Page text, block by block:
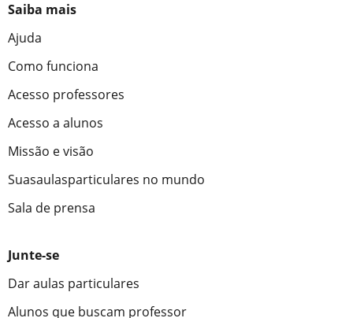
Saiba mais
Ajuda
Como funciona
Acesso professores
Acesso a alunos
Missão e visão
Suasaulasparticulares no mundo
Sala de prensa
Junte-se
Dar aulas particulares
Alunos que buscam professor